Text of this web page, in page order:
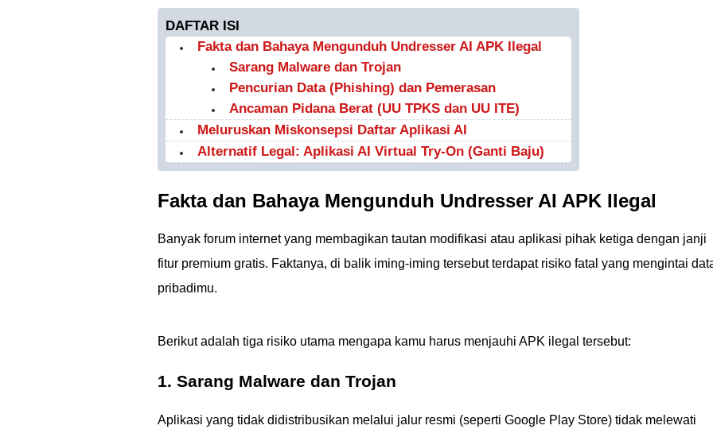
DAFTAR ISI
Fakta dan Bahaya Mengunduh Undresser AI APK Ilegal
Sarang Malware dan Trojan
Pencurian Data (Phishing) dan Pemerasan
Ancaman Pidana Berat (UU TPKS dan UU ITE)
Meluruskan Miskonsepsi Daftar Aplikasi AI
Alternatif Legal: Aplikasi AI Virtual Try-On (Ganti Baju)
Fakta dan Bahaya Mengunduh Undresser AI APK Ilegal
Banyak forum internet yang membagikan tautan modifikasi atau aplikasi pihak ketiga dengan janji
fitur premium gratis. Faktanya, di balik iming-iming tersebut terdapat risiko fatal yang mengintai
pribadimu.
Berikut adalah tiga risiko utama mengapa kamu harus menjauhi APK ilegal tersebut:
1. Sarang Malware dan Trojan
Aplikasi yang tidak didistribusikan melalui jalur resmi (seperti Google Play Store) tidak melewati